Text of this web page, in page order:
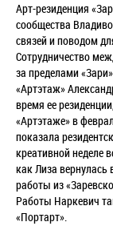
Арт-резиденция
сообщества
связей и поводом
Сотрудничество
за пределами
«Артэтаж»
время ее
«Артэтаже» в
показала
креативной неделе
как Лиза
работы из
Работы Наркевич
«Портарт».